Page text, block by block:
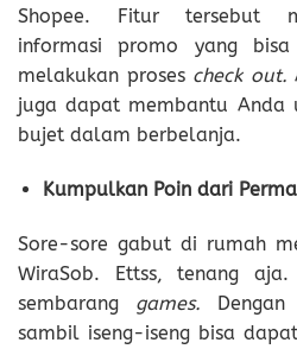
Shopee. Fitur tersebut
informasi promo yang
melakukan proses check out.
juga dapat membantu Anda
bujet dalam berbelanja.
Kumpulkan Poin dari
Sore-sore gabut di rumah
WiraSob. Ettss, tenang
sembarang games. Dengan
sambil iseng-iseng bisa